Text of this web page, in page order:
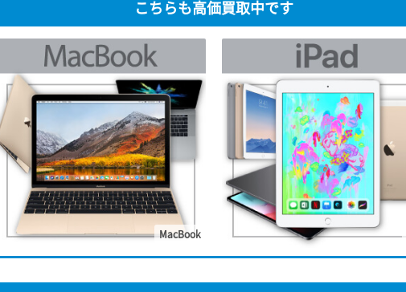
こちらも高価買取中です
MacBook